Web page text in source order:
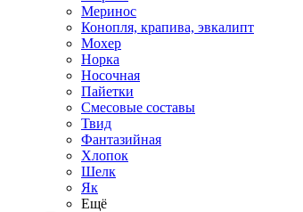
Меринос
Конопля, крапива, эвкалипт
Мохер
Норка
Носочная
Пайетки
Смесовые составы
Твид
Фантазийная
Хлопок
Шелк
Як
Ещё